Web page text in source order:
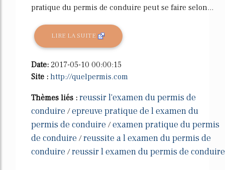
pratique du permis de conduire peut se faire selon...
LIRE LA SUITE
Date: 2017-05-10 00:00:15
Site : http://quelpermis.com
Thèmes liés : reussir l'examen du permis de
conduire /epreuve pratique de l examen du
permis de conduire /examen pratique du permis
de conduire /reussite a l examen du permis de
conduire /reussir l examen du permis de conduire